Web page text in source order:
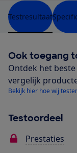
Testresultaat
Ook toegang
Ontdek het
vergelijk
Bekijk hier hoe wij
Testoordeel
Prestaties